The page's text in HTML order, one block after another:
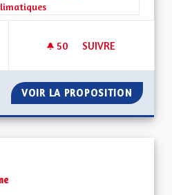
50 50 ABONNÉS
SUIVRE
VOIR LA PROPOSITION SE